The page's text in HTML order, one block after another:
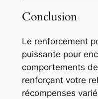
Conclusion
Le renforcement
puissante pour
comportements
renforçant votre
récompenses